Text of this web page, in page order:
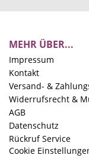
MEHR ÜBER...
Impressum
Kontakt
Versand- &
Widerrufsrecht &
AGB
Datenschutz
Rückruf Service
Cookie